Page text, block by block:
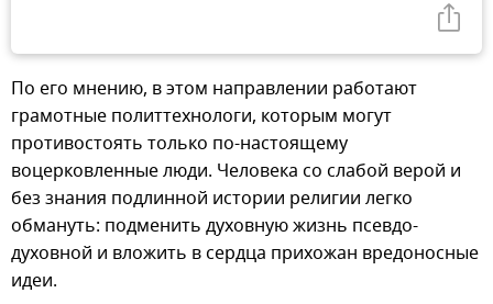
По его мнению, в этом направлении работают
грамотные политтехнологи, которым могут
противостоять только по-настоящему
воцерковленные люди. Человека со слабой верой и
без знания подлинной истории религии легко
обмануть: подменить духовную жизнь псевдо-
духовной и вложить в сердца прихожан вредоносные
идеи.